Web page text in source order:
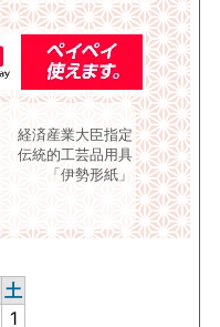
経済産業大臣指定
伝統的工芸品用具
「伊勢形紙」
土
1